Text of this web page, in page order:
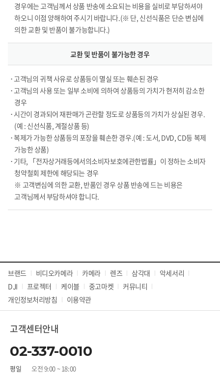
경우에는 고객님께서 상품 반송에 소요되는 비용을 실비로 부담하셔야
하오니 이점 양해하여 주시기 바랍니다.(※ 단, 신선식품은 단순 변심에
의한 교환 및 반품이 불가능합니다.)
교환 및 반품이 불가능한 경우
• 고객님의 귀책 사유로 상품등이 멸실 또는 훼손된 경우
• 고객님의 사용 또는 일부 소비에 의하여 상품등의 가치가 현저히 감소한
경우
• 시간이 경과되어 재판매가 곤란할 정도로 상품등의 가치가 상실된 경우.
(예 : 신선식품, 계절상품 등)
• 복제가 가능한 상품등의 포장을 훼손한 경우.(예 : 도서, DVD, CD등 복제
가능한 상품)
• 기타, 「전자상거래등에서의소비자보호에관한법률」이 정하는 소비자
청약철회 제한에 해당되는 경우
※ 고객변심에 의한 교환, 반품인 경우 상품 반송에 드는 비용은
고객님께서 부담하셔야 합니다.
브랜드 비디오카메라 카메라 렌즈 삼각대
악세서리
DJI
프로젝터 케이블 중고마켓
커뮤니티
개인정보처리방침
이용약관
고객센터안내
02-337-0010
평일
오전 9:00 ~ 18:00